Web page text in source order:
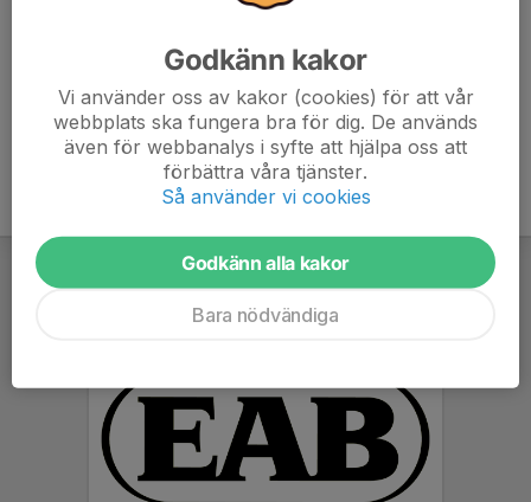
TILLSAMMANS ÄR VI GSK 💙 GEMENSKAP ~ STOLTHET
Godkänn kakor
Vi använder oss av kakor (cookies) för att vår
webbplats ska fungera bra för dig. De används
även för webbanalys i syfte att hjälpa oss att
förbättra våra tjänster.
Så använder vi cookies
Godkänn alla kakor
Bara nödvändiga